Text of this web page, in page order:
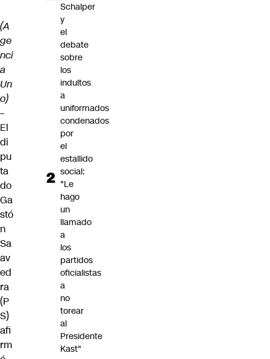
(A
ge
nci
a
Un
o)
–
El
di
pu
ta
do
Ga
stó
n
Sa
av
ed
ra
(P
S)
afi
rm
Schalper
y
el
debate
sobre
los
indultos
a
uniformados
condenados
por
el
estallido
social:
"Le
hago
un
llamado
a
los
partidos
oficialistas
a
no
torear
al
Presidente
Kast"